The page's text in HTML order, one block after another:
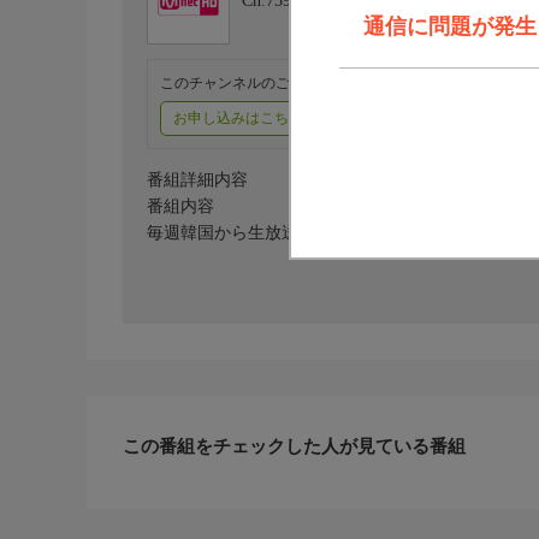
通信に問題が発
このチャンネルのご視聴には、オプションチャンネル(有
お申し込みはこちら
番組詳細内容
番組内容
毎週韓国から生放送でお届けしている「M
この番組をチェックした人が見ている番組